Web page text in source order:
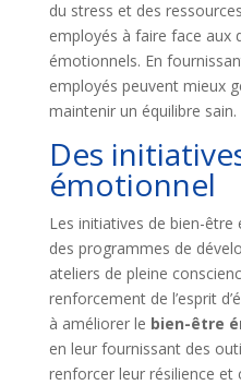
du stress et des
employés à faire face aux
émotionnels. En
employés peuvent mieux
maintenir un équilibre sain.
Des
émotionnel
Les initiatives de bien-
des programmes de
ateliers de pleine
renforcement de l’esprit
à améliorer le bien-être
en leur fournissant des
renforcer leur résilience et